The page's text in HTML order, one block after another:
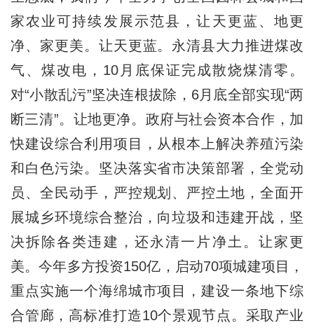
家农业可持续发展示范县，让天更蓝、地更
净、家更美。让天更蓝。永清县大力推进煤改
气、煤改电，10月底保证完成散烧煤清零。
对“小散乱污”坚决连根拔除，6月底全部实现“两
断三清”。让地更净。政府与社会资本合作，加
快建设综合利用项目，从根本上解决养殖污染
和白色污染。坚决落实省市决策部署，全党动
员、全民动手，严控规划、严控土地，全面开
展城乡环境综合整治，向垃圾和违建开战，坚
决拆除各类违建，还永清一片净土。让家更
美。今年多方投资150亿，启动70项城建项目，
重点实施一个海绵城市项目，建设一条地下综
合管廊，高标准打造10个景观节点。采取产业